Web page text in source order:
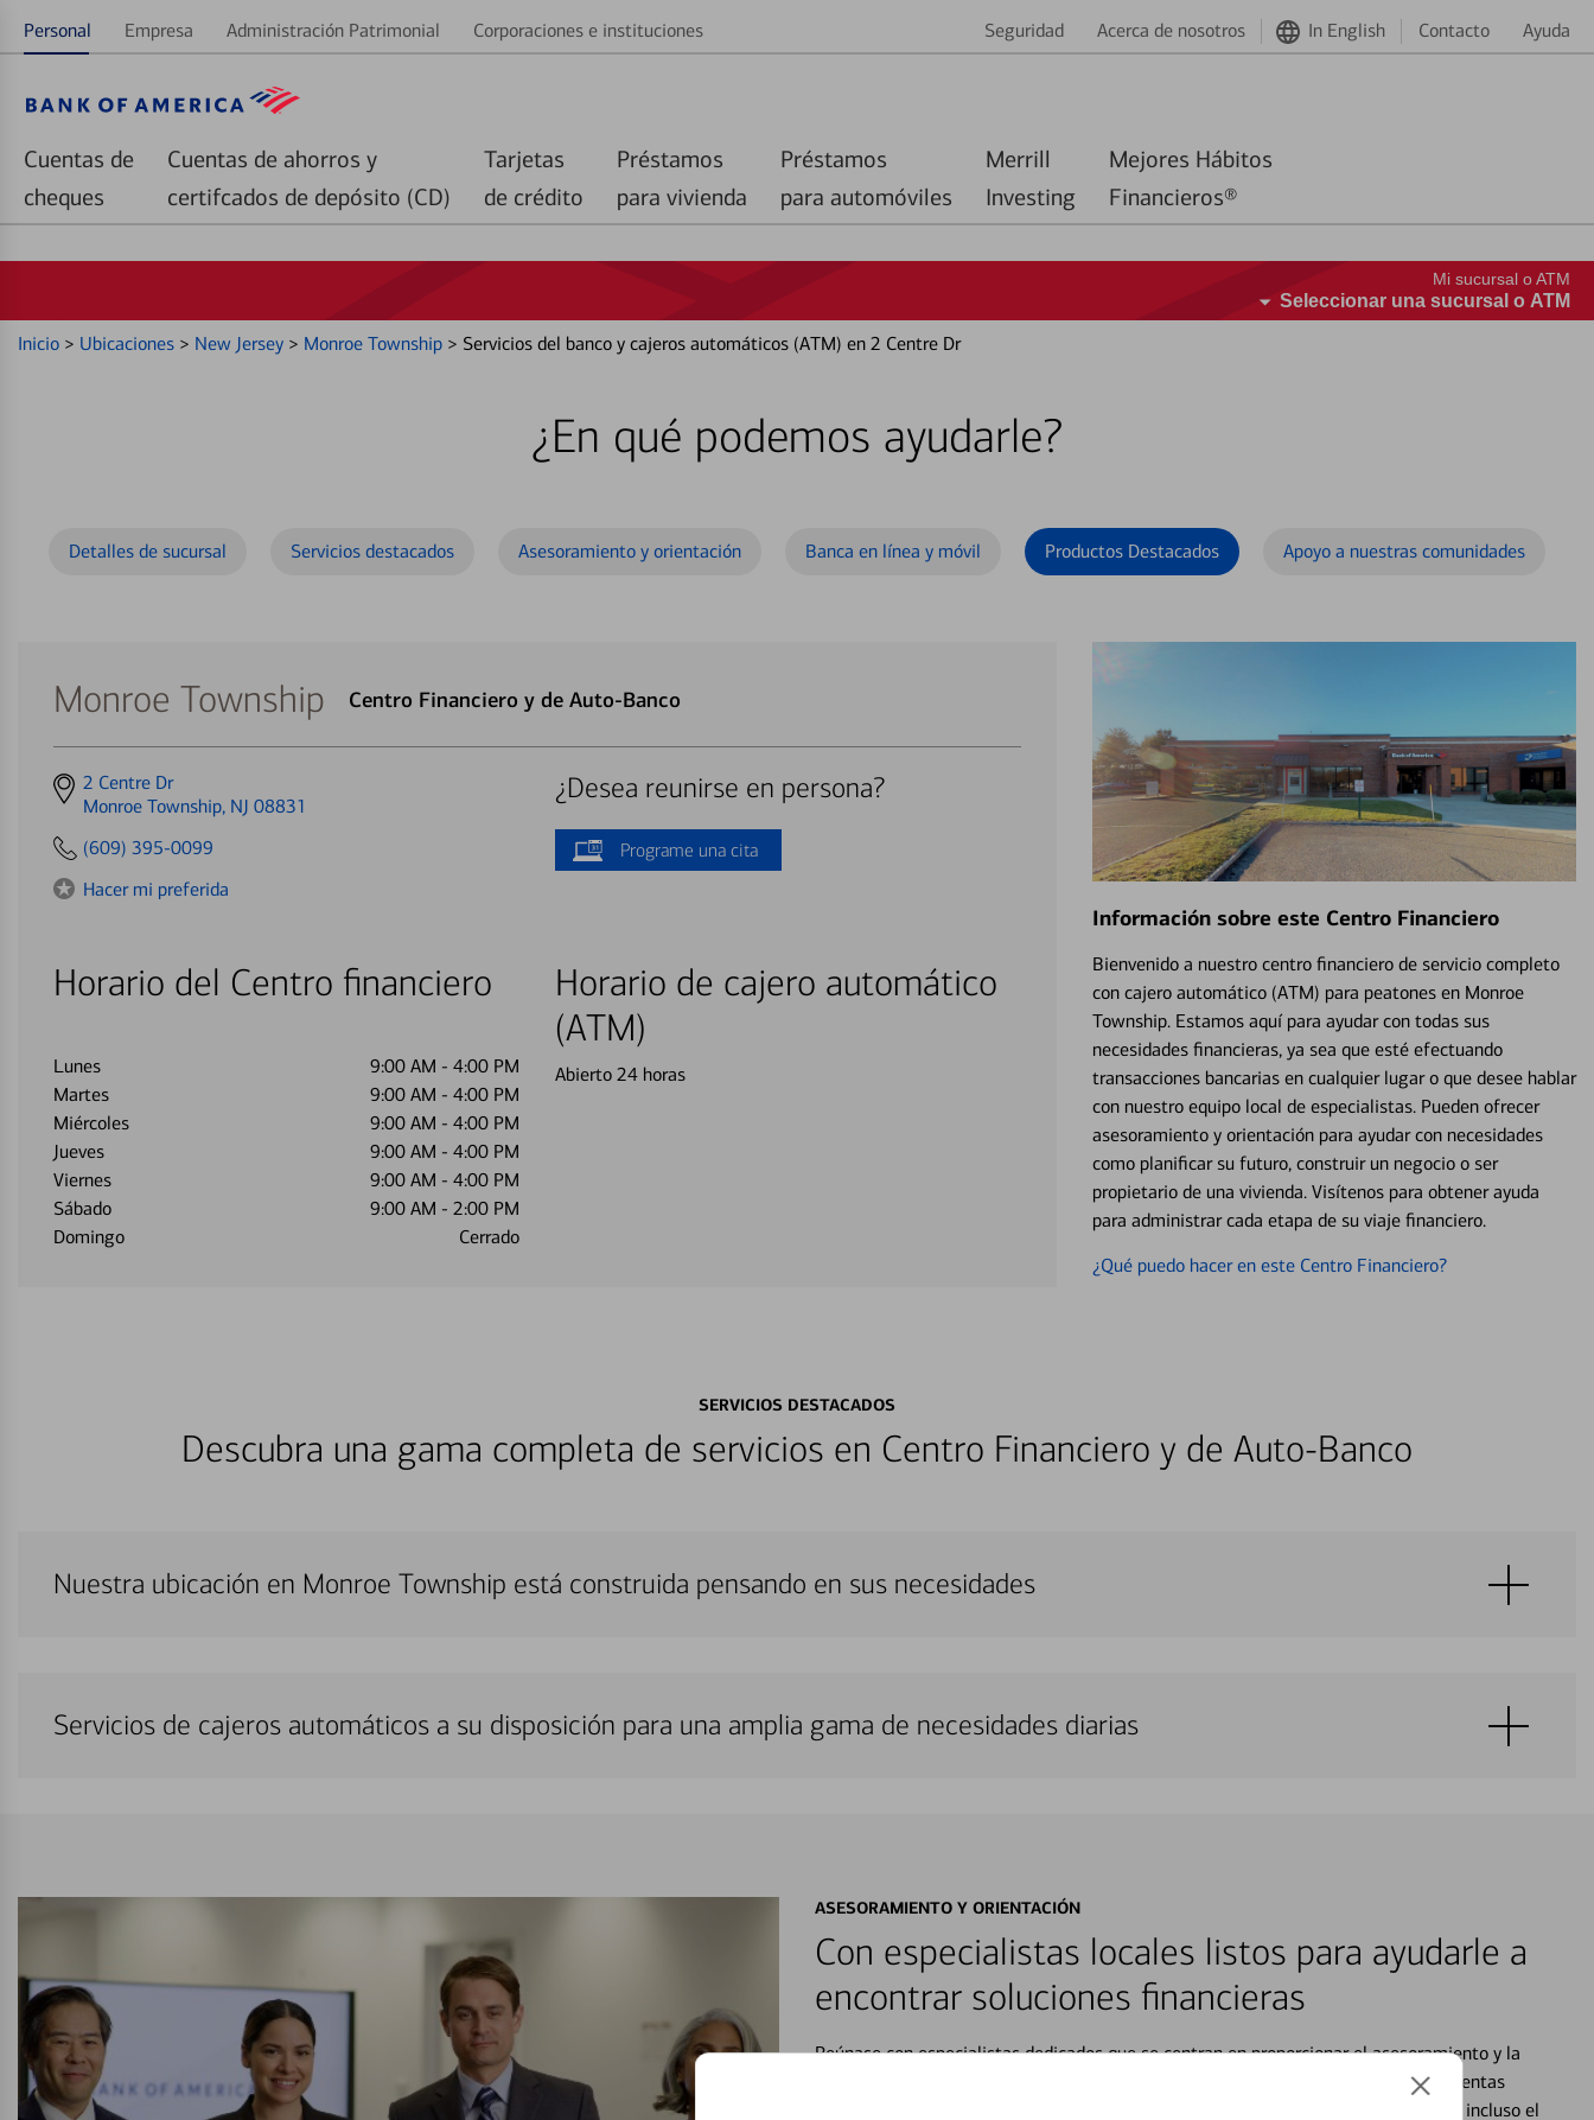
Personal Empresa Administración Patrimonial Corporaciones e instituciones Seguridad Acerca de nosotros In English Contacto Ayuda
Cuentas de
cheques
Cuentas de ahorros y
certifcados de depósito (CD)
Tarjetas
de crédito
Préstamos
para vivienda
Préstamos
para automóviles
Merrill
Investing
Mejores Hábitos
Financieros®
Mi sucursal o ATM
Seleccionar una sucursal o ATM
Inicio > Ubicaciones > New Jersey > Monroe Township > Servicios del banco y cajeros automáticos (ATM) en 2 Centre Dr
¿En qué podemos ayudarle?
Detalles de sucursal Servicios destacados Asesoramiento y orientación Banca en línea y móvil Productos Destacados Apoyo a nuestras comunidades
Monroe Township Centro Financiero y de Auto-Banco
Get
directions
2 Centre Dr
Monroe Township, NJ 08831
(609) 395-0099
Hacer mi preferida
Horario del Centro financiero
Lunes 9:00 AM - 4:00 PM
Martes
9:00 AM - 4:00 PM
Miércoles
9:00 AM - 4:00 PM
Jueves
9:00 AM - 4:00 PM
Viernes
9:00 AM - 4:00 PM
Sábado
9:00 AM - 2:00 PM
Domingo
Cerrado
¿Desea reunirse en persona?
Programe una cita
Horario de cajero automático
(ATM)
Abierto 24 horas
Información sobre este Centro Financiero
Bienvenido a nuestro centro financiero de servicio completo
con cajero automático (ATM) para peatones en Monroe
Township. Estamos aquí para ayudar con todas sus
necesidades financieras, ya sea que esté efectuando
transacciones bancarias en cualquier lugar o que desee hablar
con nuestro equipo local de especialistas. Pueden ofrecer
asesoramiento y orientación para ayudar con necesidades
como planificar su futuro, construir un negocio o ser
propietario de una vivienda. Visítenos para obtener ayuda
para administrar cada etapa de su viaje financiero.
¿Qué puedo hacer en este Centro Financiero?
SERVICIOS DESTACADOS
Descubra una gama completa de servicios en Centro Financiero y de Auto-Banco
Nuestra ubicación en Monroe Township está construida pensando en sus necesidades
Servicios de cajeros automáticos a su disposición para una amplia gama de necesidades diarias
ASESORAMIENTO Y ORIENTACIÓN
Con especialistas locales listos para ayudarle a
encontrar soluciones financieras
Reúnase con especialistas dedicados que se centran en proporcionar el asesoramiento y la
orientación que necesita, en cualquier situación en su vida financiera. Desde sus cuentas
personales, hasta el ahorro para grandes compras, la planificación para su futuro, e incluso el